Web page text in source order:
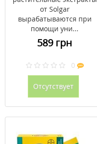
от Solgar
вырабатываются при
помощи уни...
589 грн
0
Отсутствует